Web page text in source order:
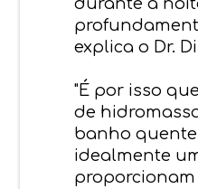
explica o Dr.
"É por isso
de
banho quente
idealmente